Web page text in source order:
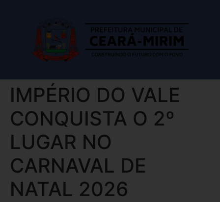
IMPÉRIO DO VALE
CONQUISTA O 2º
LUGAR NO
CARNAVAL DE
NATAL 2026